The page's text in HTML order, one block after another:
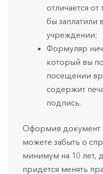
отличается
бы заплатили
учреждении;
Формуляр
который вы
посещении
содержит
подпись.
Оформив документ
можете забыть о
минимум на 10 лет,
придется менять